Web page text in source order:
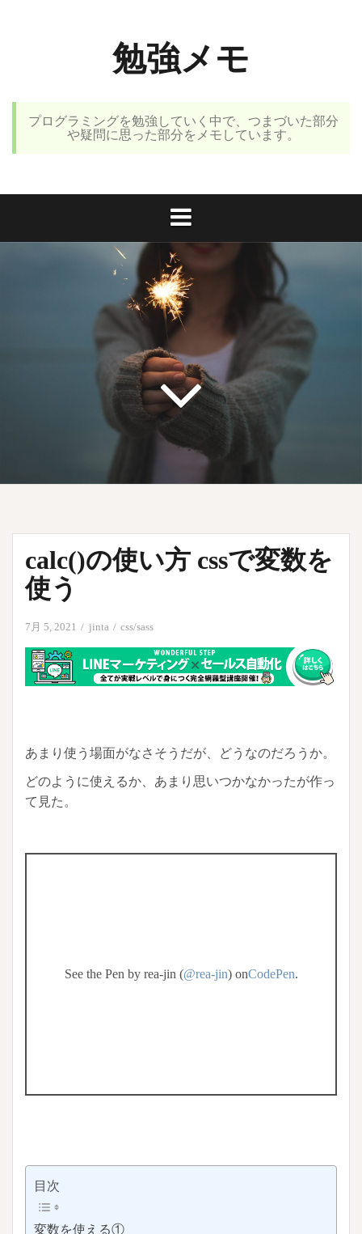
プ
勉強メモ
プログラミングを勉強していく中で、つまづいた部分
や疑問に思った部分をメモしています。
calc()の使い方 cssで変数を
使う
7月 5, 2021 jinta css/sass
あまり使う場面がなさそうだが、どうなのだろうか。
どのように使えるか、あまり思いつかなかったが作っ
て見た。
See the Pen by rea-jin (@rea-jin) onCodePen.
目次
変数を使える①